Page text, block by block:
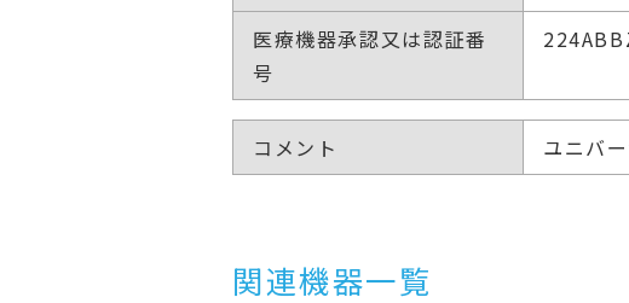
医療機器承認又は認証番
号
コメント ユニバ
関連機器一覧